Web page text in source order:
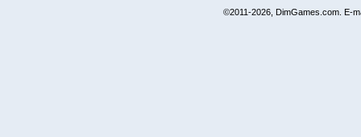
©2011-2026, DimGames.com. E-